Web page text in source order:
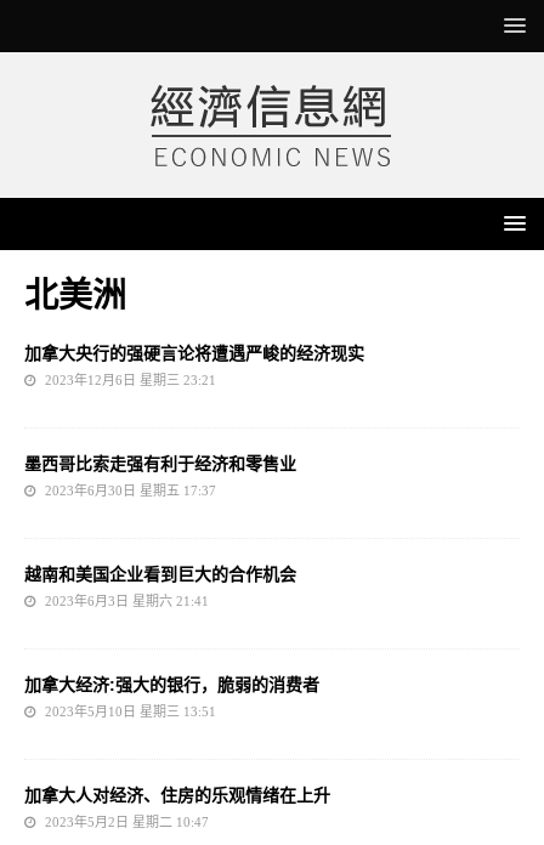
北美洲
加拿大央行的强硬言论将遭遇严峻的经济现实
2023年12月6日 星期三 23:21
墨西哥比索走强有利于经济和零售业
2023年6月30日 星期五 17:37
越南和美国企业看到巨大的合作机会
2023年6月3日 星期六 21:41
加拿大经济:强大的银行，脆弱的消费者
2023年5月10日 星期三 13:51
加拿大人对经济、住房的乐观情绪在上升
2023年5月2日 星期二 10:47